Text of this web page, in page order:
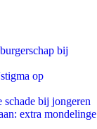
bij
op
bij jongeren
extra mondelinge